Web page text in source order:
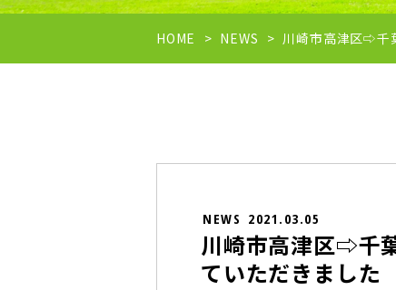
HOME NEWS 川崎市高津区⇨千
NEWS 2021.03.05
川崎市高津区⇨千
ていただきました